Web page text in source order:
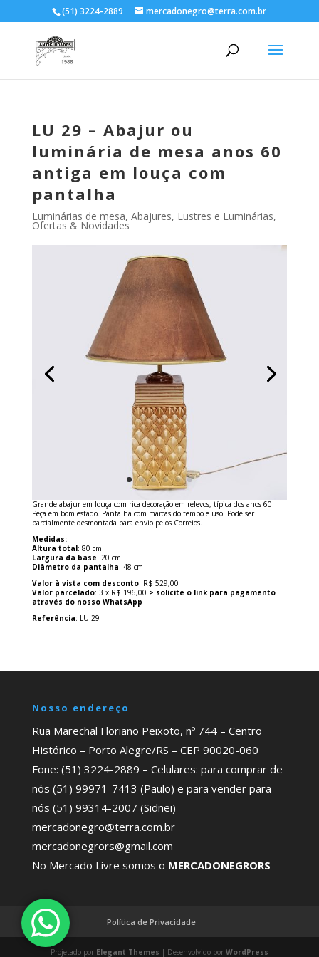
(51) 3224-2889 mercadonegro@terra.com.br
LU 29 – Abajur ou
luminária de mesa anos 60
antiga em louça com
pantalha
Luminárias de mesa, Abajures, Lustres e Luminárias,
Ofertas & Novidades
Grande abajur em louça com rica decoração em relevos, típica dos anos 60.
Peça em bom estado. Pantalha com marcas do tempo e uso. Pode ser
parcialmente desmontada para envio pelos Correios.
Medidas:
Altura total: 80 cm
Largura da base: 20 cm
Diâmetro da pantalha: 48 cm
Valor à vista com desconto: R$ 529,00
Valor parcelado: 3 x R$ 196,00 > solicite o link para pagamento
através do nosso WhatsApp
Referência: LU 29
Nosso endereço
Rua Marechal Floriano Peixoto, nº 744 – Centro
Histórico – Porto Alegre/RS – CEP 90020-060
Fone: (51) 3224-2889 – Celulares: para comprar de
nós (51) 99971-7413 (Paulo) e para vender para
nós (51) 99314-2007 (Sidnei)
mercadonegro@terra.com.br
mercadonegrors@gmail.com
No Mercado Livre somos o MERCADONEGRORS
Política de Privacidade
Projetado por Elegant Themes | Desenvolvido por WordPress